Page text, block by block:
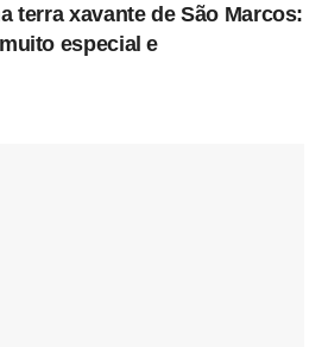
terra xavante de São Marcos:
especial e